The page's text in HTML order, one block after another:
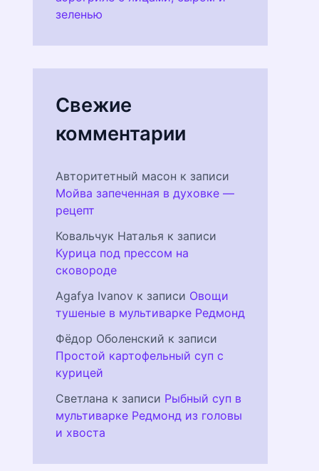
зеленью
Свежие
комментарии
Авторитетный масон к записи
Мойва запеченная в духовке —
рецепт
Ковальчук Наталья к записи
Курица под прессом на
сковороде
Agafya Ivanov к записи Овощи
тушеные в мультиварке Редмонд
Фёдор Оболенский к записи
Простой картофельный суп с
курицей
Светлана к записи Рыбный суп в
мультиварке Редмонд из головы
и хвоста